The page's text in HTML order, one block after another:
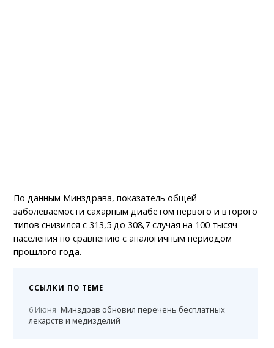
По данным Минздрава, показатель общей
заболеваемости сахарным диабетом первого и второго
типов снизился с 313,5 до 308,7 случая на 100 тысяч
населения по сравнению с аналогичным периодом
прошлого года.
ССЫЛКИ ПО ТЕМЕ
6 Июня Минздрав обновил перечень бесплатных
лекарств и медизделий